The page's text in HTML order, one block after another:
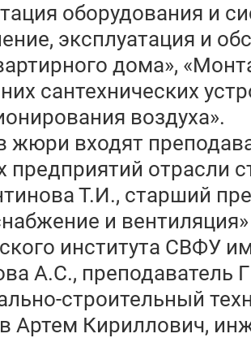
оборудования и
эксплуатация и
дома»,
сантехнических
воздуха».
жюри входят
предприятий отрасли
Т.И., старший
и
института СВФУ
А.С., преподаватель
строительный
Артем Кириллович,